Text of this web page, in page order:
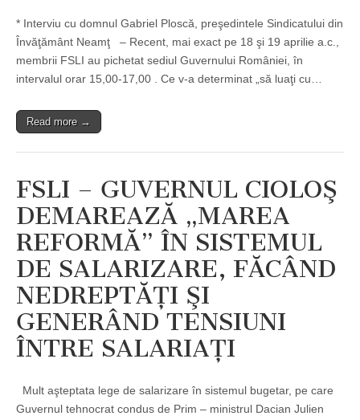
* Interviu cu domnul Gabriel Ploscă, preşedintele Sindicatului din
Învăţământ Neamţ – Recent, mai exact pe 18 şi 19 aprilie a.c.,
membrii FSLI au pichetat sediul Guvernului României, în
intervalul orar 15,00-17,00 . Ce v-a determinat „să luaţi cu…
Read more →
FSLI – GUVERNUL CIOLOŞ
DEMAREAZĂ „MAREA
REFORMĂ” ÎN SISTEMUL
DE SALARIZARE, FĂCÂND
NEDREPTĂŢI ŞI
GENERÂND TENSIUNI
ÎNTRE SALARIAŢI
Mult aşteptata lege de salarizare în sistemul bugetar, pe care
Guvernul tehnocrat condus de Prim – ministrul Dacian Julien